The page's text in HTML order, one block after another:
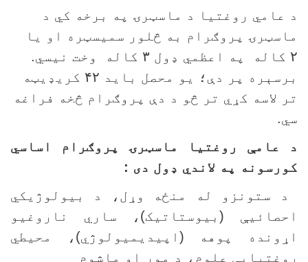
عامي روغتيا د ماسټرۍ په برخه کي د
پروګرام به څلور سمیسټره او يا
کاله په اعظمي ډول۳ کاله وخت نیسي.
پر دې؛ يو محصل بايد۴۲ کريډيټه
لاسه کړي تر څو د دې پروګرام څخه فراغه
عامې روغتيا ماسټرۍ پروګرام اساسي
په لاندي ډول دی :
ستونزو له منځه وړل، د بيولوژيکي
(بيوستاتيک)، ساري ناروغيو
پوهه (اپيديميولوژي)، محيطي
علوم، د مور او ماشوم